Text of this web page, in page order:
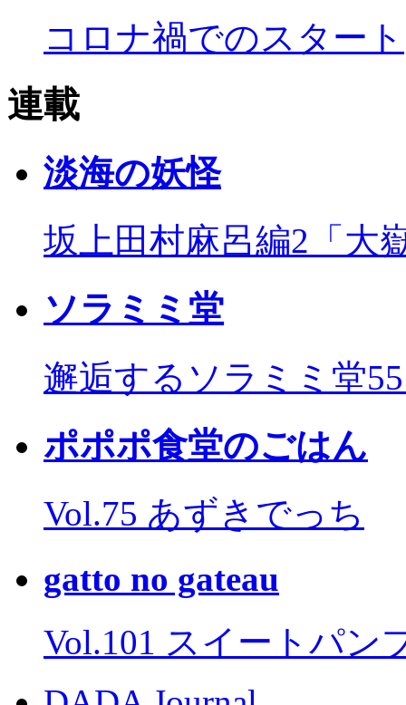
コロナ禍でのスタート
連載
淡海の妖怪
坂上田村麻呂編2「大
ソラミミ堂
邂逅するソラミミ堂
ポポポ食堂のごはん
Vol.75 あずきでっち
gatto no gateau
Vol.101 スイートパン